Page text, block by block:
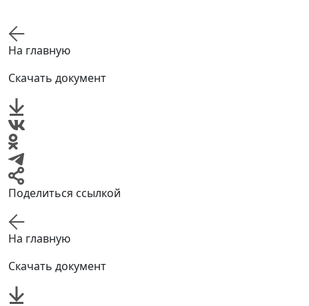
На главную
Скачать документ
Поделиться ссылкой
На главную
Скачать документ